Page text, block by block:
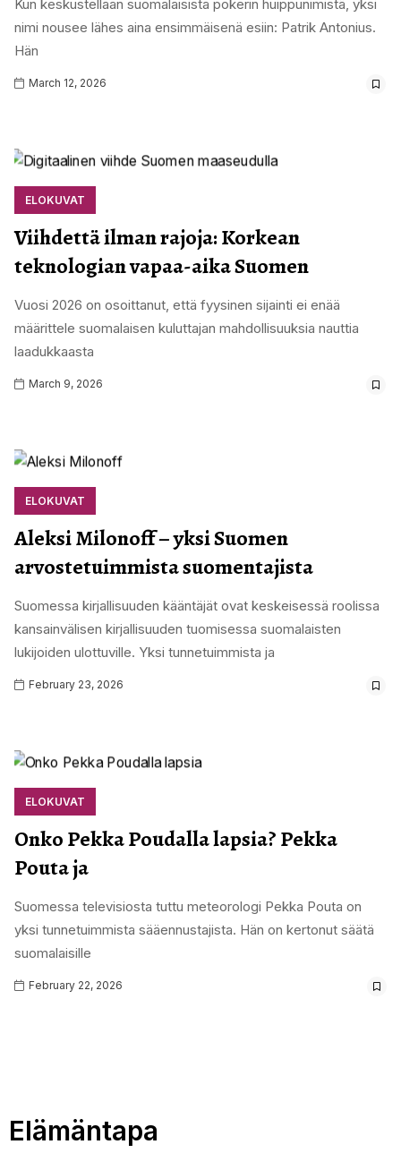
Kun keskustellaan suomalaisista pokerin huippunimistä, yksi
nimi nousee lähes aina ensimmäisenä esiin: Patrik Antonius.
Hän
March 12, 2026
ELOKUVAT
Viihdettä ilman rajoja: Korkean
teknologian vapaa-aika Suomen
Vuosi 2026 on osoittanut, että fyysinen sijainti ei enää
määrittele suomalaisen kuluttajan mahdollisuuksia nauttia
laadukkaasta
March 9, 2026
ELOKUVAT
Aleksi Milonoff – yksi Suomen
arvostetuimmista suomentajista
Suomessa kirjallisuuden kääntäjät ovat keskeisessä roolissa
kansainvälisen kirjallisuuden tuomisessa suomalaisten
lukijoiden ulottuville. Yksi tunnetuimmista ja
February 23, 2026
ELOKUVAT
Onko Pekka Poudalla lapsia? Pekka
Pouta ja
Suomessa televisiosta tuttu meteorologi Pekka Pouta on
yksi tunnetuimmista sääennustajista. Hän on kertonut säätä
suomalaisille
February 22, 2026
Elämäntapa